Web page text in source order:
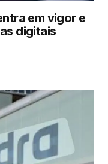
em vigor e
digitais